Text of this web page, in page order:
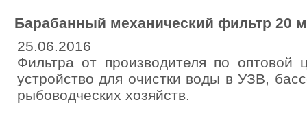
Барабанный механический фильтр 20
25.06.2016
Фильтра от производителя по
устройство для очистки воды в УЗВ,
рыбоводческих хозяйств.